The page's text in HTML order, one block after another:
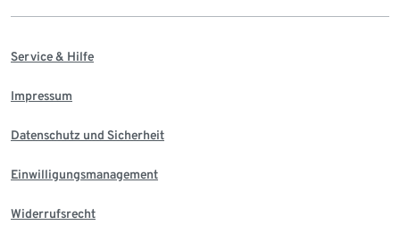
Service & Hilfe
Impressum
Datenschutz und Sicherheit
Einwilligungsmanagement
Widerrufsrecht